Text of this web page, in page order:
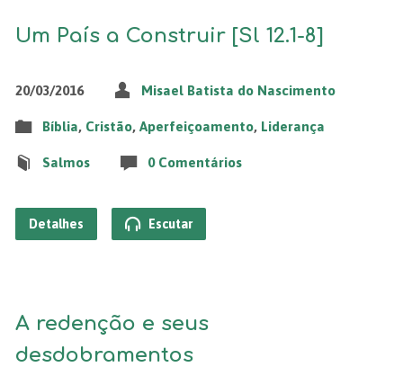
Um País a Construir [Sl 12.1-8]
20/03/2016 Misael Batista do Nascimento
Bíblia, Cristão, Aperfeiçoamento, Liderança
Salmos 0 Comentários
Detalhes Escutar
A redenção e seus
desdobramentos